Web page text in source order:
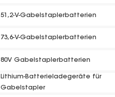
51,2-V-Gabelstaplerbatterien
73,6-V-Gabelstaplerbatterien
80V Gabelstaplerbatterien
Lithium-Batterieladegeräte für
Gabelstapler